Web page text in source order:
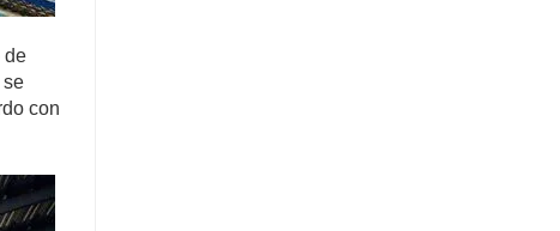
de
se
con